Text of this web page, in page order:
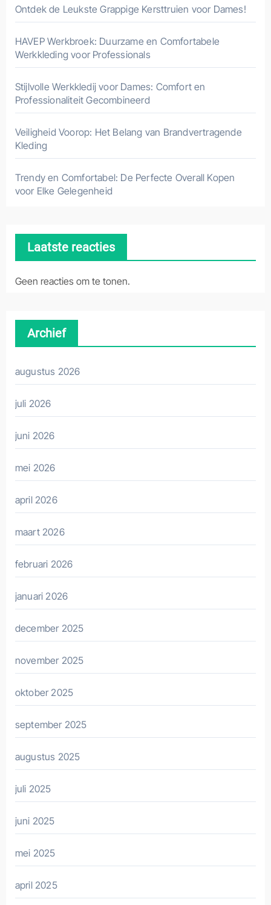
Ontdek de Leukste Grappige Kersttruien voor Dames!
HAVEP Werkbroek: Duurzame en Comfortabele
Werkkleding voor Professionals
Stijlvolle Werkkledij voor Dames: Comfort en
Professionaliteit Gecombineerd
Veiligheid Voorop: Het Belang van Brandvertragende
Kleding
Trendy en Comfortabel: De Perfecte Overall Kopen
voor Elke Gelegenheid
Laatste reacties
Geen reacties om te tonen.
Archief
augustus 2026
juli 2026
juni 2026
mei 2026
april 2026
maart 2026
februari 2026
januari 2026
december 2025
november 2025
oktober 2025
september 2025
augustus 2025
juli 2025
juni 2025
mei 2025
april 2025